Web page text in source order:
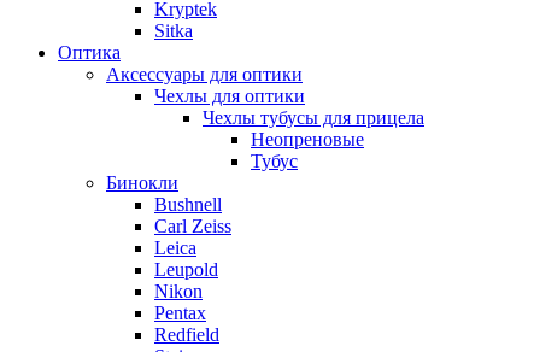
Kryptek
Sitka
Оптика
Аксессуары для оптики
Чехлы для оптики
Чехлы тубусы для прицела
Неопреновые
Тубус
Бинокли
Bushnell
Carl Zeiss
Leica
Leupold
Nikon
Pentax
Redfield